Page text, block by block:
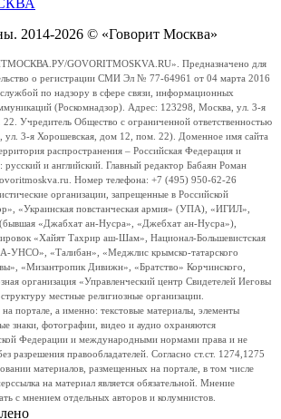
2014-2026 © «Говорит Москва»
GOVORITMOSKVA.RU». Предназначено для
о регистрации СМИ Эл № 77-64961 от 04 марта 2016
по надзору в сфере связи, информационных
(Роскомнадзор). Адрес: 123298, Москва, ул. 3-я
Учредитель Общество с ограниченной ответственностью
3-я Хорошевская, дом 12, пом. 22). Доменное имя сайта
распространения – Российская Федерация и
и английский. Главный редактор Бабаян Роман
Номер телефона: +7 (495) 950-62-26
организации, запрещенные в Российской
«Украинская повстанческая армия» (УПА), «ИГИЛ»,
«Джабхат ан-Нусра», «Джебхат ан-Нусра»),
«Хайят Тахрир аш-Шам», Национал-Большевистская
УНСО», «Талибан», «Меджлис крымско-татарского
«Мизантропик Дивижн», «Братство» Корчинского,
организация «Управленческий центр Свидетелей Иеговы
местные религиозные организации.
портале, а именно: текстовые материалы, элементы
знаки, фотографии, видео и аудио охраняются
Федерации и международными нормами права и не
разрешения правообладателей. Согласно ст.ст. 1274,1275
материалов, размещенных на портале, в том числе
на материал является обязательной. Мнение
с мнением отдельных авторов и колумнистов.